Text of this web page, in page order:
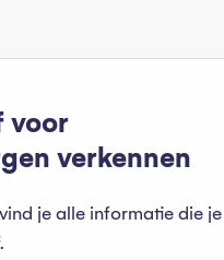
voor
verkennen
je alle informatie die je